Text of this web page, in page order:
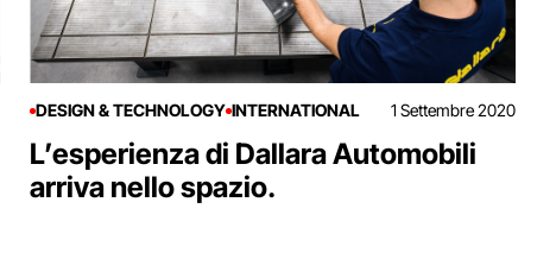
DESIGN & TECHNOLOGY INTERNATIONAL 1 Settembre 2020
L’esperienza di Dallara Automobili
arriva nello spazio.